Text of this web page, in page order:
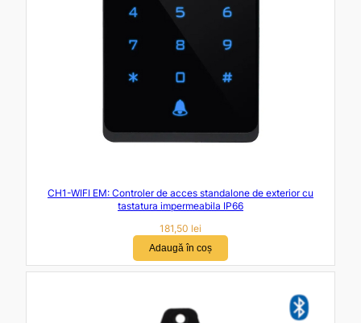
CH1-WIFI EM: Controler de acces standalone de exterior cu
tastatura impermeabila IP66
181,50 lei
Adaugă în coș